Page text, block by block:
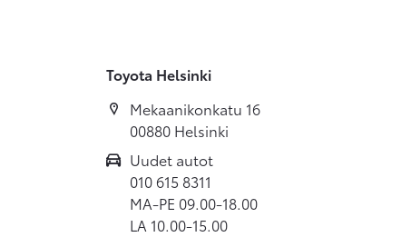
Toyota Helsinki
Mekaanikonkatu 16
00880 Helsinki
Uudet autot
010 615 8311
MA-PE 09.00-18.00
LA 10.00-15.00